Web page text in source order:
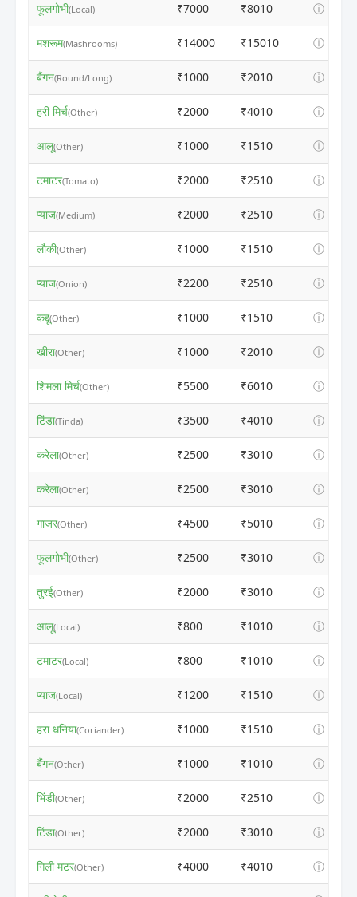
फूलगोभी(Local) ₹7000 ₹8010 ⓘ
मशरूम(Mashrooms) ₹14000 ₹15010 ⓘ
बैंगन(Round/Long) ₹1000 ₹2010 ⓘ
हरी मिर्च(Other) ₹2000 ₹4010 ⓘ
आलू(Other) ₹1000 ₹1510 ⓘ
टमाटर(Tomato) ₹2000 ₹2510 ⓘ
प्याज(Medium) ₹2000 ₹2510 ⓘ
लौकी(Other) ₹1000 ₹1510 ⓘ
प्याज(Onion) ₹2200 ₹2510 ⓘ
कद्दू(Other) ₹1000 ₹1510 ⓘ
खीरा(Other) ₹1000 ₹2010 ⓘ
शिमला मिर्च(Other) ₹5500 ₹6010 ⓘ
टिंडा(Tinda) ₹3500 ₹4010 ⓘ
करेला(Other) ₹2500 ₹3010 ⓘ
करेला(Other) ₹2500 ₹3010 ⓘ
गाजर(Other) ₹4500 ₹5010 ⓘ
फूलगोभी(Other) ₹2500 ₹3010 ⓘ
तुरई(Other) ₹2000 ₹3010 ⓘ
आलू(Local) ₹800 ₹1010 ⓘ
टमाटर(Local) ₹800 ₹1010 ⓘ
प्याज(Local) ₹1200 ₹1510 ⓘ
हरा धनिया(Coriander) ₹1000 ₹1510 ⓘ
बैंगन(Other) ₹1000 ₹1010 ⓘ
भिंडी(Other) ₹2000 ₹2510 ⓘ
टिंडा(Other) ₹2000 ₹3010 ⓘ
गिली मटर(Other) ₹4000 ₹4010 ⓘ